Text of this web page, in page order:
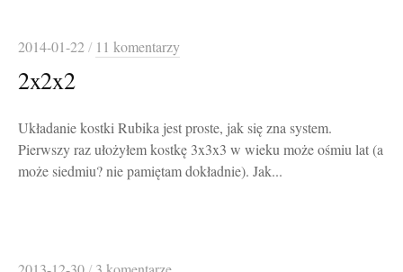
2014-01-22/ 11 komentarzy
2x2x2
Układanie kostki Rubika jest proste, jak się zna system.
Pierwszy raz ułożyłem kostkę 3x3x3 w wieku może ośmiu lat (a
może siedmiu? nie pamiętam dokładnie). Jak...